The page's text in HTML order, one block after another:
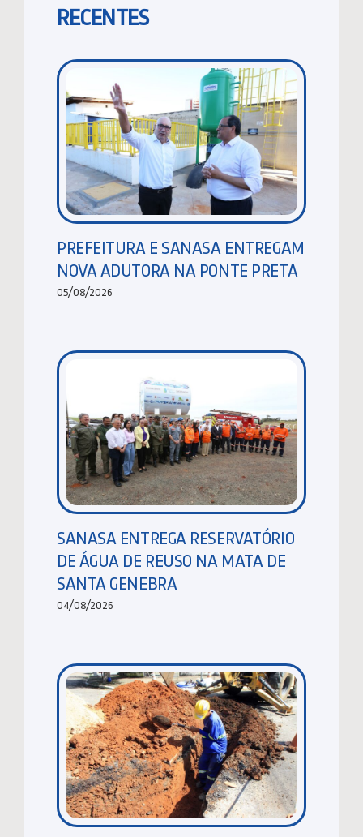
RECENTES
PREFEITURA E SANASA ENTREGAM
NOVA ADUTORA NA PONTE PRETA
05/08/2026
SANASA ENTREGA RESERVATÓRIO
DE ÁGUA DE REUSO NA MATA DE
SANTA GENEBRA
04/08/2026